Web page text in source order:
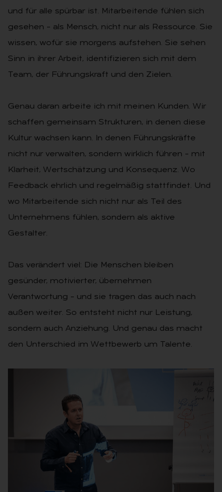
und für alle spürbar ist. Mitarbeitende fühlen sich
gesehen – als Mensch, nicht nur als Ressource. Sie
wissen, wofür sie morgens aufstehen. Sie sehen
Sinn in ihrer Arbeit, identifizieren sich mit dem
Team, der Führungskraft und den Zielen.
Genau daran arbeite ich mit meinen Kunden. Wir
schaffen gemeinsam Strukturen, in denen diese
Kultur wachsen kann. In denen Führungskräfte
nicht nur verwalten, sondern wirklich führen – mit
Klarheit, Wertschätzung und Konsequenz. Wo
Feedback ehrlich und regelmäßig stattfindet. Und
wo Mitarbeitende sich nicht nur als Teil des
Unternehmens fühlen, sondern als aktive
Gestalter.
Das verändert viel: Die Menschen bleiben
gesünder, motivierter, übernehmen
Verantwortung – und sie tragen das auch nach
außen weiter. So entsteht nicht nur Leistung,
sondern auch Anziehung. Und genau das macht
den Unterschied im Wettbewerb um Talente.